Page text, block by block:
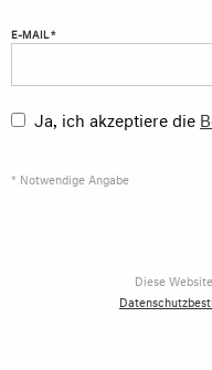
E-MAIL *
Ja, ich akzeptiere die
* Notwendige Angabe
Diese